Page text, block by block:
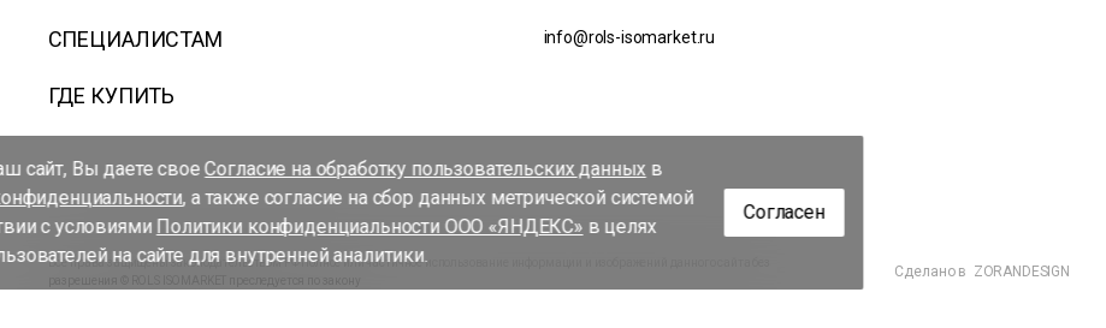
СПЕЦИАЛИСТАМ
ГДЕ КУПИТЬ
info@rols-isomarket.ru
Все права защищены законодательством РФ Полное или частичное использование информации и изображений данного сайта без
Сделано в ZORANDESIGN
сайт, Вы даете своеСогласие на обработку пользовательских данных в
, а также согласие на сбор данных метрической системой
с условиями Политики конфиденциальности ООО «ЯНДЕКС» в целях
на сайте для внутренней аналитики.
Согласен